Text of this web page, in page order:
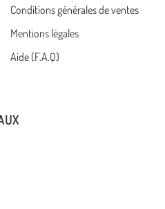
Conditions générales de ventes
Mentions légales
Aide (F.A.Q)